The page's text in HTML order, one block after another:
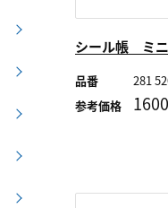
シール帳 ミ
品番
281
参考価格
1600